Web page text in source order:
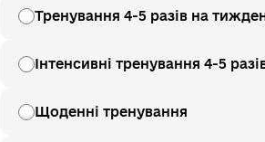
Тренування 4-5 разів на
Інтенсивні тренування 4-5
Щоденні тренування